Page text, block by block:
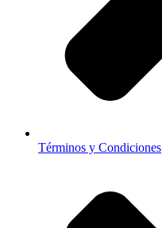
Términos y Condiciones